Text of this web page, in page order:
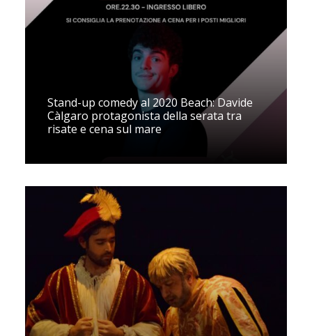
Stand-up comedy al 2020 Beach: Davide
Càlgaro protagonista della serata tra
risate e cena sul mare